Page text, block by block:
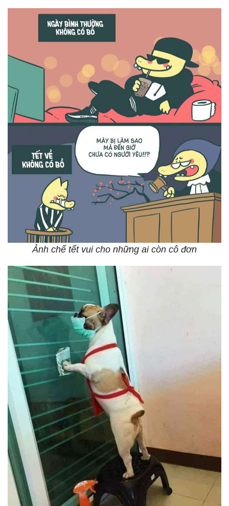
Ảnh chế tết vui cho những ai còn cô đơn